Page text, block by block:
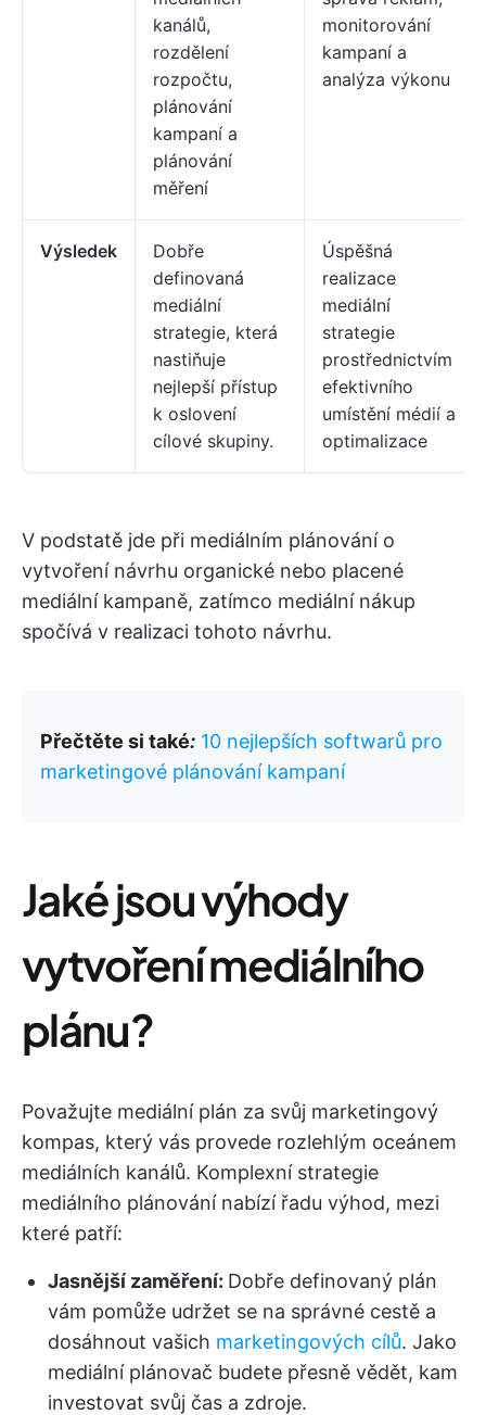
kanálů,
rozdělení
rozpočtu,
plánování
kampaní a
plánování
měření
monitorování
kampaní a
analýza výkonu
Výsledek
Dobře
definovaná
mediální
strategie, která
nastiňuje
nejlepší přístup
k oslovení
cílové skupiny.
Úspěšná
realizace
mediální
strategie
prostřednictvím
efektivního
umístění médií a
optimalizace
V podstatě jde při mediálním plánování o
vytvoření návrhu organické nebo placené
mediální kampaně, zatímco mediální nákup
spočívá v realizaci tohoto návrhu.
Přečtěte si také: 10 nejlepších softwarů pro
marketingové plánování kampaní
Jaké jsou výhody
vytvoření mediálního
plánu?
Považujte mediální plán za svůj marketingový
kompas, který vás provede rozlehlým oceánem
mediálních kanálů. Komplexní strategie
mediálního plánování nabízí řadu výhod, mezi
které patří:
Jasnější zaměření: Dobře definovaný plán
vám pomůže udržet se na správné cestě a
dosáhnout vašich marketingových cílů. Jako
mediální plánovač budete přesně vědět, kam
investovat svůj čas a zdroje.